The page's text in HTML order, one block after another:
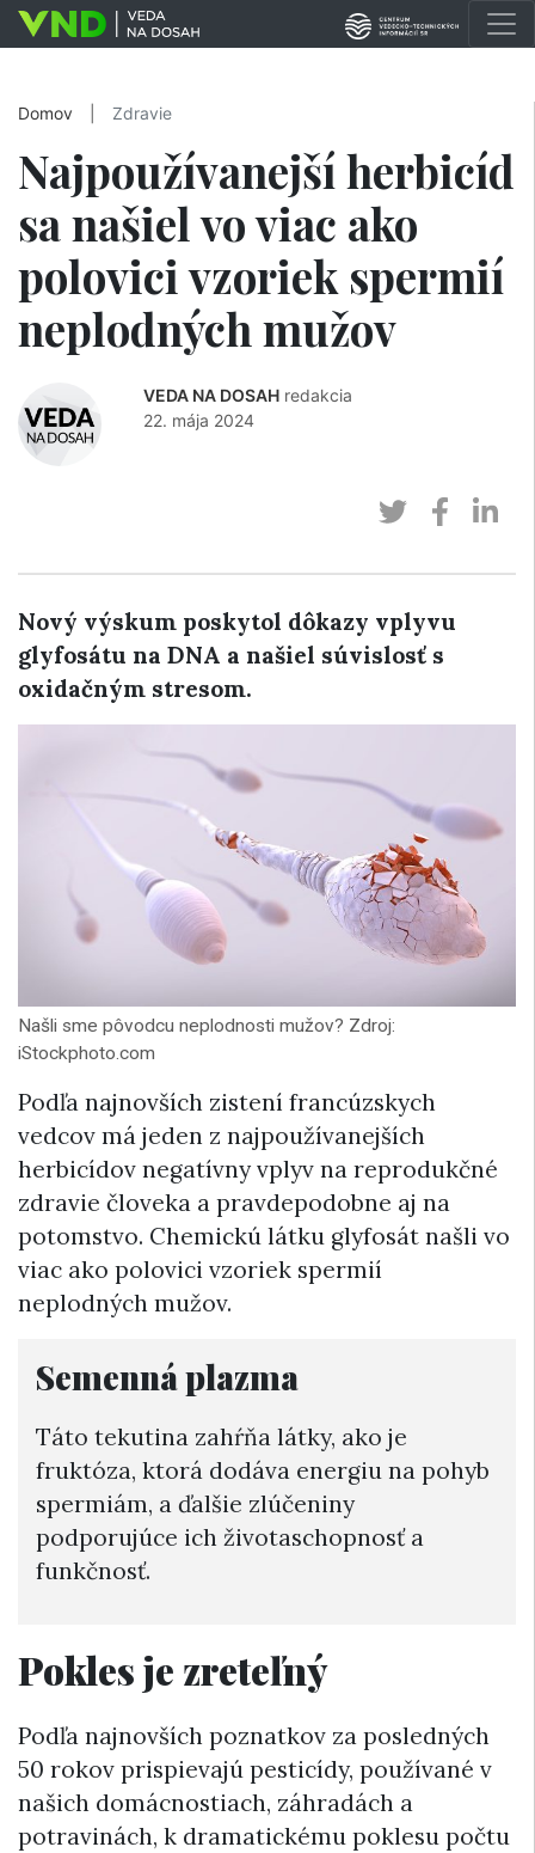
Domov Zdravie
Najpoužívanejší herbicíd
sa našiel vo viac ako
polovici vzoriek spermií
neplodných mužov
VEDA NA DOSAH redakcia
22. mája 2024
Nový výskum poskytol dôkazy vplyvu
glyfosátu na DNA a našiel súvislosť s
oxidačným stresom.
Našli sme pôvodcu neplodnosti mužov? Zdroj:
iStockphoto.com
Podľa najnovších zistení francúzskych
vedcov má jeden z najpoužívanejších
herbicídov negatívny vplyv na reprodukčné
zdravie človeka a pravdepodobne aj na
potomstvo. Chemickú látku glyfosát našli vo
viac ako polovici vzoriek spermií
neplodných mužov.
Semenná plazma
Táto tekutina zahŕňa látky, ako je
fruktóza, ktorá dodáva energiu na pohyb
spermiám, a ďalšie zlúčeniny
podporujúce ich životaschopnosť a
funkčnosť.
Pokles je zreteľný
Podľa najnovších poznatkov za posledných
50 rokov prispievajú pesticídy, používané v
našich domácnostiach, záhradách a
potravinách, k dramatickému poklesu počtu